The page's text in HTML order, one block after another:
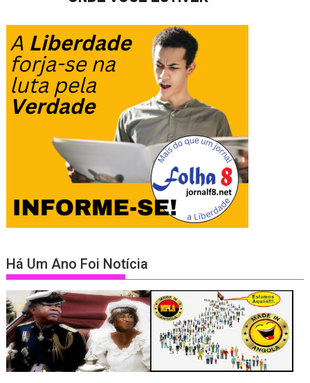
Há Um Ano Foi Notícia